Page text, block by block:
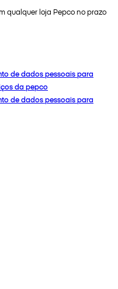
qualquer loja Pepco no prazo
de dados pessoais para
da pepco
de dados pessoais para